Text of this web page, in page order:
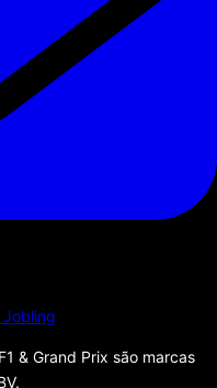
Jobling
& Grand Prix são marcas